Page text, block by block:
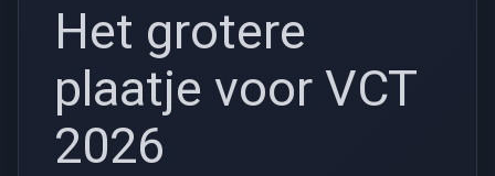
Het grotere
plaatje voor VCT
2026